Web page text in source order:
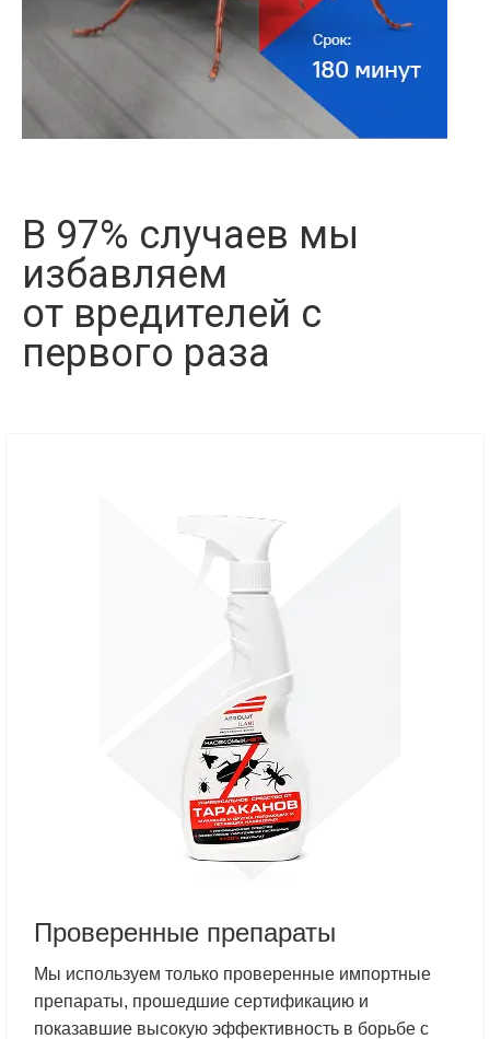
В 97% случаев мы
избавляем
от вредителей с
первого раза
Проверенные препараты
Мы используем только проверенные импортные
препараты, прошедшие сертификацию и
показавшие высокую эффективность в борьбе с